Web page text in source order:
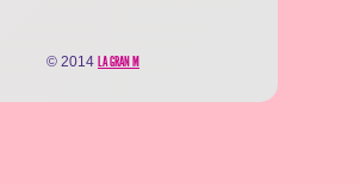
© 2014 LA GRAN M